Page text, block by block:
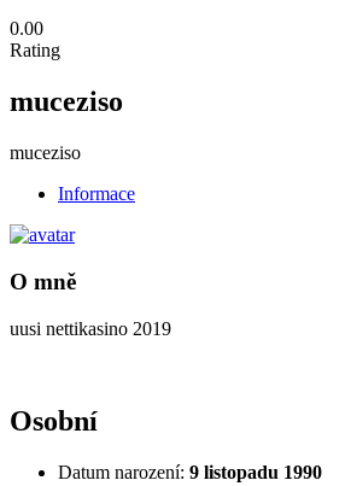
0.00
Rating
muceziso
muceziso
Informace
O mně
uusi nettikasino 2019
Osobní
Datum narození: 9 listopadu 1990